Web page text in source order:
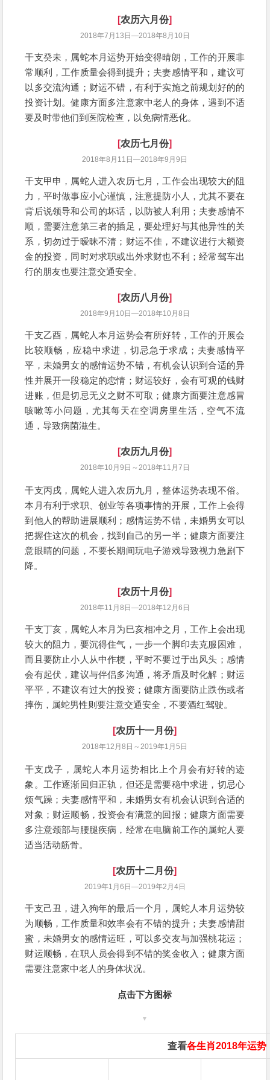
[农历六月份]
2018年7月13日—2018年8月10日
干支癸未，属蛇本月运势开始变得晴朗，工作的开展非
常顺利，工作质量会得到提升；夫妻感情平和，建议可
以多交流沟通；财运不错，有利于实施之前规划好的的
投资计划。健康方面多注意家中老人的身体，遇到不适
要及时带他们到医院检查，以免病情恶化。
[农历七月份]
2018年8月11日—2018年9月9日
干支甲申，属蛇人进入农历七月，工作会出现较大的阻
力，平时做事应小心谨慎，注意提防小人，尤其不要在
背后说领导和公司的坏话，以防被人利用；夫妻感情不
顺，需要注意第三者的插足，要处理好与其他异性的关
系，切勿过于暧昧不清；财运不佳，不建议进行大额资
金的投资，同时对求职或出外求财也不利；经常驾车出
行的朋友也要注意交通安全。
[农历八月份]
2018年9月10日—2018年10月8日
干支乙酉，属蛇人本月运势会有所好转，工作的开展会
比较顺畅，应稳中求进，切忌急于求成；夫妻感情平
平，未婚男女的感情运势不错，有机会认识到合适的异
性并展开一段稳定的恋情；财运较好，会有可观的钱财
进账，但是切忌无义之财不可取；健康方面要注意感冒
咳嗽等小问题，尤其每天在空调房里生活，空气不流
通，导致病菌滋生。
[农历九月份]
2018年10月9日～2018年11月7日
干支丙戌，属蛇人进入农历九月，整体运势表现不俗。
本月有利于求职、创业等各项事情的开展，工作上会得
到他人的帮助进展顺利；感情运势不错，未婚男女可以
把握住这次的机会，找到自己的另一半；健康方面要注
意眼睛的问题，不要长期间玩电子游戏导致视力急剧下
降。
[农历十月份]
2018年11月8日—2018年12月6日
干支丁亥，属蛇人本月为巳亥相冲之月，工作上会出现
较大的阻力，要沉得住气，一步一个脚印去克服困难，
而且要防止小人从中作梗，平时不要过于出风头；感情
会有起伏，建议与伴侣多沟通，将矛盾及时化解；财运
平平，不建议有过大的投资；健康方面要防止跌伤或者
摔伤，属蛇男性则要注意交通安全，不要酒红驾驶。
[农历十一月份]
2018年12月8日～2019年1月5日
干支戊子，属蛇人本月运势相比上个月会有好转的迹
象。工作逐渐回归正轨，但还是需要稳中求进，切忌心
烦气躁；夫妻感情平和，未婚男女有机会认识到合适的
对象；财运顺畅，投资会有满意的回报；健康方面需要
多注意颈部与腰腿疾病，经常在电脑前工作的属蛇人要
适当活动筋骨。
[农历十二月 份]
2019年1月6日—2019年2月4日
干支己丑，进入狗年的最后一个月，属蛇人本月运势较
为顺畅，工作质量和效率会有不错的提升；夫妻感情甜
蜜，未婚男女的感情运旺，可以多交友与加强桃花运；
财运顺畅，在职人员会得到不错的奖金收入；健康方面
需要注意家中老人的身体状况。
点击下方图标
▼
查看各生肖2018年运势